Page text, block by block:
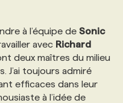
à l’équipe de Sonic
avec Richard
deux maîtres du milieu
J’ai toujours admiré
efficaces dans leur
à l’idée de